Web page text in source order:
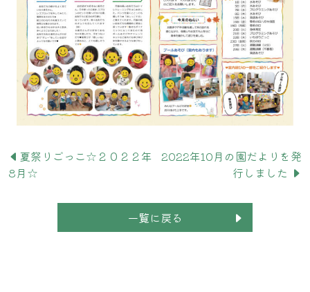
夏祭りごっこ☆２０２２年
8月☆
2022年10月の園だよりを発
行しました
一覧に戻る